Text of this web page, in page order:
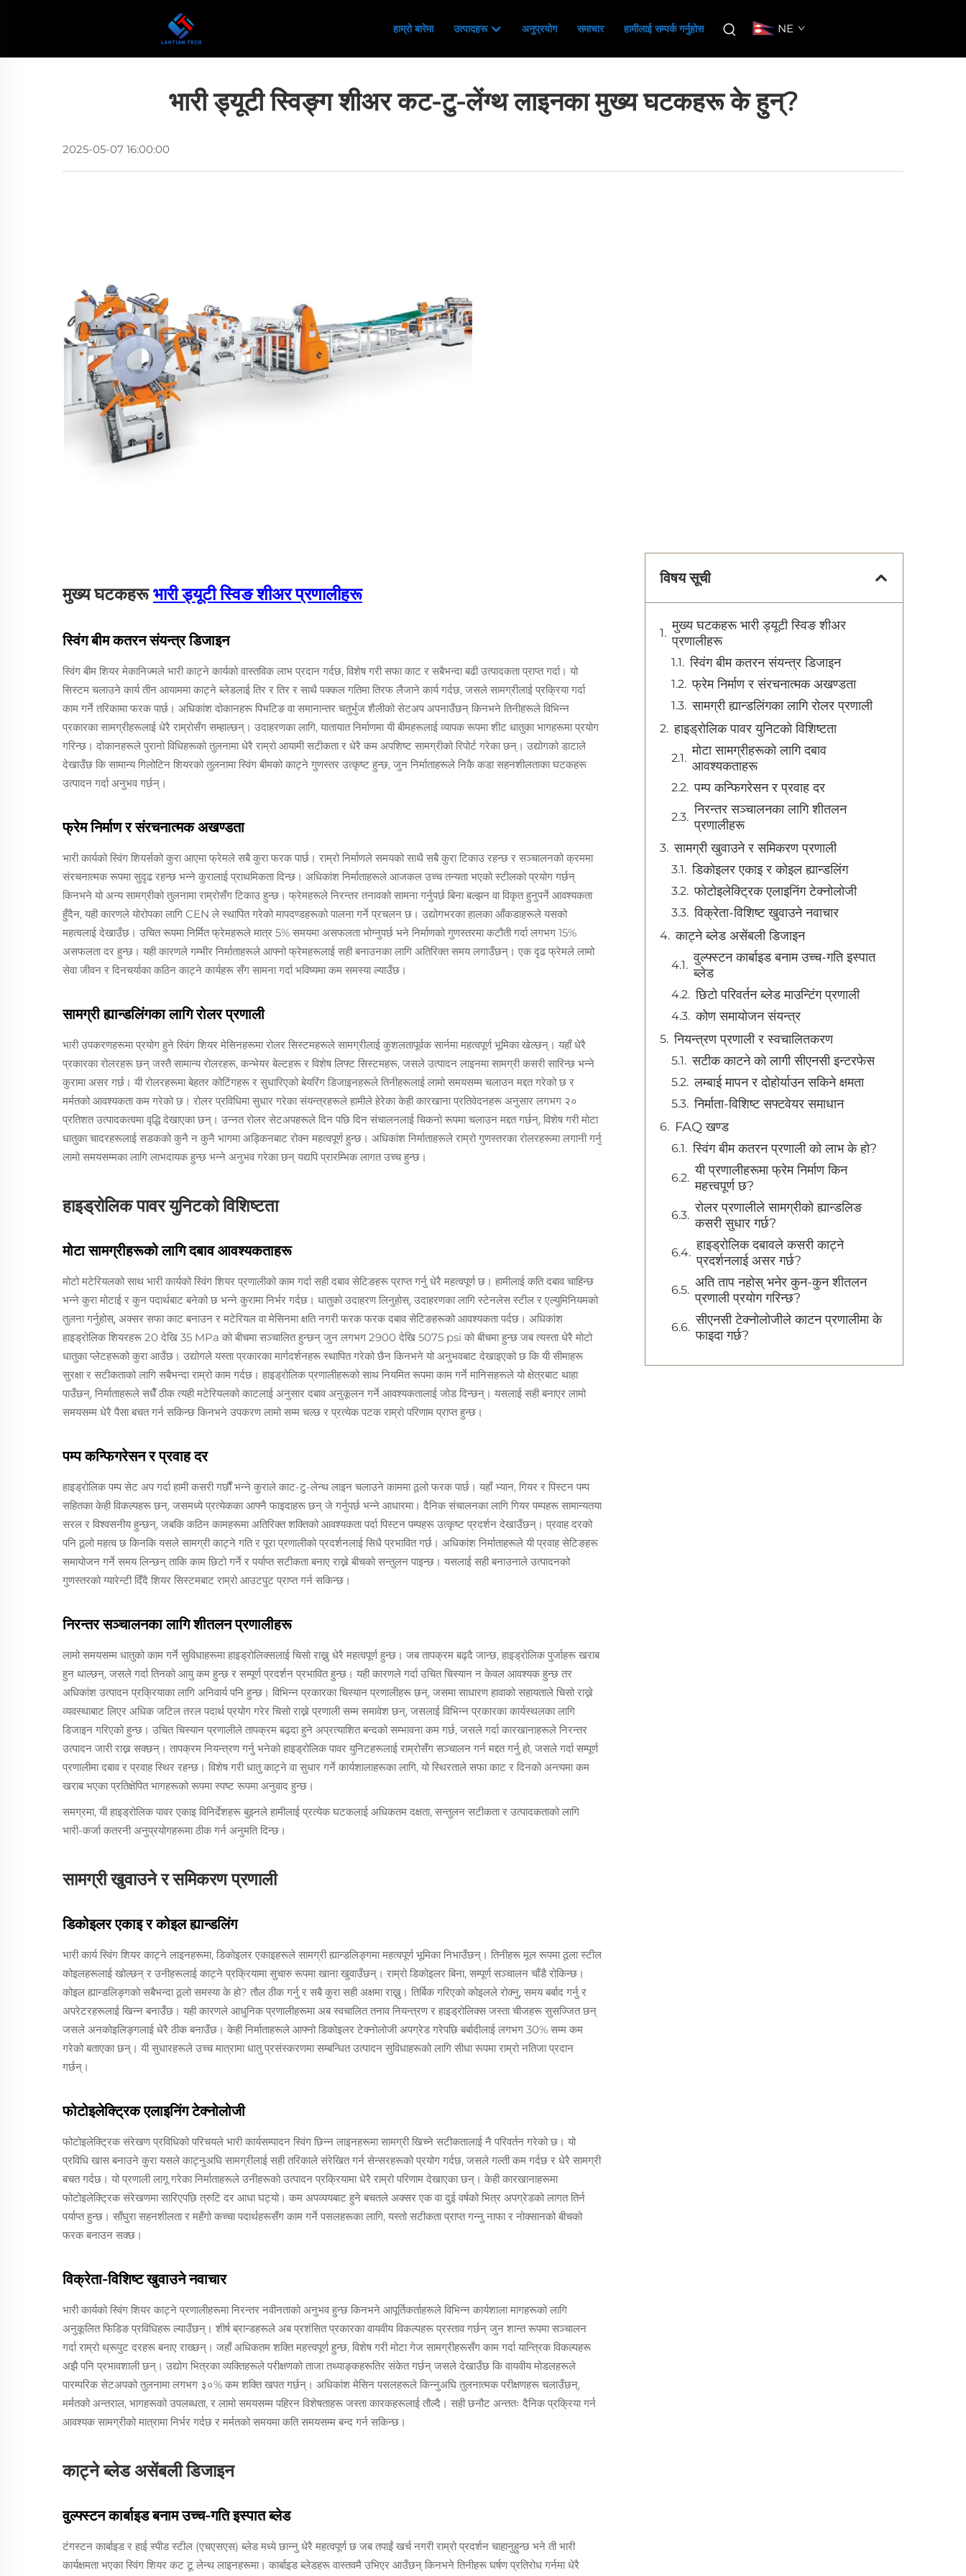
हाम्रो बारेमा उत्पादहरू अनुप्रयोग समाचार हामीलाई सम्पर्क गर्नुहोस NE
भारी ड्यूटी स्विङ्ग शीअर कट-टु-लेंग्थ लाइनका मुख्य घटकहरू के हुन्?
2025-05-07 16:00:00
मुख्य घटकहरूभारी ड्यूटी स्विङ शीअर प्रणालीहरू
स्विंग बीम कतरन संयन्त्र डिजाइन
स्विंग बीम शियर मेकानिज्मले भारी काट्ने कार्यको वास्तविक लाभ प्रदान गर्दछ, विशेष गरी सफा काट र सबैभन्दा बढी उत्पादकता प्राप्त गर्दा। यो
सिस्टम चलाउने कार्य तीन आयाममा काट्ने ब्लेडलाई तिर र तिर र साथै पक्कल गतिमा तिरफ लैजाने कार्य गर्दछ, जसले सामग्रीलाई प्रक्रिया गर्दा
काम गर्ने तरिकामा फरक पार्छ। अधिकांश दोकानहरू पिभटिङ वा समानान्तर चतुर्भुज शैलीको सेटअप अपनाउँछन् किनभने तिनीहरूले विभिन्न
प्रकारका सामग्रीहरूलाई धेरै राम्रोसँग सम्हाल्छन्। उदाहरणका लागि, यातायात निर्माणमा यी बीमहरूलाई व्यापक रूपमा शीट धातुका भागहरूमा प्रयोग
गरिन्छ। दोकानहरूले पुरानो विधिहरूको तुलनामा धेरै राम्रो आयामी सटीकता र धेरै कम अपशिष्ट सामग्रीको रिपोर्ट गरेका छन्। उद्योगको डाटाले
देखाउँछ कि सामान्य गिलोटिन शियरको तुलनामा स्विंग बीमको काट्ने गुणस्तर उत्कृष्ट हुन्छ, जुन निर्माताहरूले निकै कडा सहनशीलताका घटकहरू
उत्पादन गर्दा अनुभव गर्छन्।
फ्रेम निर्माण र संरचनात्मक अखण्डता
भारी कार्यको स्विंग शियर्सको कुरा आएमा फ्रेमले सबै कुरा फरक पार्छ। राम्रो निर्माणले समयको साथै सबै कुरा टिकाउ रहन्छ र सञ्चालनको क्रममा
संरचनात्मक रूपमा सुदृढ रहन्छ भन्ने कुरालाई प्राथमिकता दिन्छ। अधिकांश निर्माताहरूले आजकल उच्च तन्यता भएको स्टीलको प्रयोग गर्छन्
किनभने यो अन्य सामग्रीको तुलनामा राम्रोसँग टिकाउ हुन्छ। फ्रेमहरूले निरन्तर तनावको सामना गर्नुपर्छ बिना बल्झन वा विकृत हुनुपर्ने आवश्यकता
हुँदैन, यही कारणले योरोपका लागि CEN ले स्थापित गरेको मापदण्डहरूको पालना गर्ने प्रचलन छ। उद्योगभरका हालका आँकडाहरूले यसको
महत्वलाई देखाउँछ। उचित रूपमा निर्मित फ्रेमहरूले मात्र 5% समयमा असफलता भोग्नुपर्छ भने निर्माणको गुणस्तरमा कटौती गर्दा लगभग 15%
असफलता दर हुन्छ। यही कारणले गम्भीर निर्माताहरूले आफ्नो फ्रेमहरूलाई सही बनाउनका लागि अतिरिक्त समय लगाउँछन्। एक दृढ फ्रेमले लामो
सेवा जीवन र दिनचर्याका कठिन काट्ने कार्यहरू सँग सामना गर्दा भविष्यमा कम समस्या ल्याउँछ।
सामग्री ह्यान्डलिंगका लागि रोलर प्रणाली
भारी उपकरणहरूमा प्रयोग हुने स्विंग शियर मेसिनहरूमा रोलर सिस्टमहरूले सामग्रीलाई कुशलतापूर्वक सार्नमा महत्वपूर्ण भूमिका खेल्छन्। यहाँ धेरै
प्रकारका रोलरहरू छन् जस्तै सामान्य रोलरहरू, कन्भेयर बेल्टहरू र विशेष लिफ्ट सिस्टमहरू, जसले उत्पादन लाइनमा सामग्री कसरी सारिन्छ भन्ने
कुरामा असर गर्छ। यी रोलरहरूमा बेहतर कोटिंगहरू र सुधारिएको बेयरिंग डिजाइनहरूले तिनीहरूलाई लामो समयसम्म चलाउन मद्दत गरेको छ र
मर्मतको आवश्यकता कम गरेको छ। रोलर प्रविधिमा सुधार गरेका संयन्त्रहरूले हामीले हेरेका केही कारखाना प्रतिवेदनहरू अनुसार लगभग २०
प्रतिशत उत्पादकत्वमा वृद्धि देखाएका छन्। उन्नत रोलर सेटअपहरूले दिन पछि दिन संचालनलाई चिकनो रूपमा चलाउन मद्दत गर्छन्, विशेष गरी मोटा
धातुका चादरहरूलाई सडकको कुनै न कुनै भागमा अड्किनबाट रोक्न महत्वपूर्ण हुन्छ। अधिकांश निर्माताहरूले राम्रो गुणस्तरका रोलरहरूमा लगानी गर्नु
लामो समयसम्मका लागि लाभदायक हुन्छ भन्ने अनुभव गरेका छन् यद्यपि प्रारम्भिक लागत उच्च हुन्छ।
हाइड्रोलिक पावर युनिटको विशिष्टता
मोटा सामग्रीहरूको लागि दबाव आवश्यकताहरू
मोटो मटेरियलको साथ भारी कार्यको स्विंग शियर प्रणालीको काम गर्दा सही दबाव सेटिङहरू प्राप्त गर्नु धेरै महत्वपूर्ण छ। हामीलाई कति दबाव चाहिन्छ
भन्ने कुरा मोटाई र कुन पदार्थबाट बनेको छ भन्ने कुरामा निर्भर गर्दछ। धातुको उदाहरण लिनुहोस्, उदाहरणका लागि स्टेनलेस स्टील र एल्युमिनियमको
तुलना गर्नुहोस्, अक्सर सफा काट बनाउन र मटेरियल वा मेसिनमा क्षति नगरी फरक फरक दबाव सेटिङहरूको आवश्यकता पर्दछ। अधिकांश
हाइड्रोलिक शियरहरू 20 देखि 35 MPa को बीचमा सञ्चालित हुन्छन् जुन लगभग 2900 देखि 5075 psi को बीचमा हुन्छ जब त्यस्ता धेरै मोटो
धातुका प्लेटहरूको कुरा आउँछ। उद्योगले यस्ता प्रकारका मार्गदर्शनहरू स्थापित गरेको छैन किनभने यो अनुभवबाट देखाइएको छ कि यी सीमाहरू
सुरक्षा र सटीकताको लागि सबैभन्दा राम्रो काम गर्दछ। हाइड्रोलिक प्रणालीहरूको साथ नियमित रूपमा काम गर्ने मानिसहरूले यो क्षेत्रबाट थाहा
पाउँछन्, निर्माताहरूले सधैँ ठीक त्यही मटेरियलको काटलाई अनुसार दबाव अनुकूलन गर्ने आवश्यकतालाई जोड दिन्छन्। यसलाई सही बनाएर लामो
समयसम्म धेरै पैसा बचत गर्न सकिन्छ किनभने उपकरण लामो सम्म चल्छ र प्रत्येक पटक राम्रो परिणाम प्राप्त हुन्छ।
पम्प कन्फिगरेसन र प्रवाह दर
हाइड्रोलिक पम्प सेट अप गर्दा हामी कसरी गर्छौं भन्ने कुराले काट-टु-लेन्थ लाइन चलाउने काममा ठूलो फरक पार्छ। यहाँ भ्यान, गियर र पिस्टन पम्प
सहितका केही विकल्पहरू छन्, जसमध्ये प्रत्येकका आफ्नै फाइदाहरू छन् जे गर्नुपर्छ भन्ने आधारमा। दैनिक संचालनका लागि गियर पम्पहरू सामान्यतया
सरल र विश्वसनीय हुन्छन्, जबकि कठिन कामहरूमा अतिरिक्त शक्तिको आवश्यकता पर्दा पिस्टन पम्पहरू उत्कृष्ट प्रदर्शन देखाउँछन्। प्रवाह दरको
पनि ठूलो महत्व छ किनकि यसले सामग्री काट्ने गति र पूरा प्रणालीको प्रदर्शनलाई सिधै प्रभावित गर्छ। अधिकांश निर्माताहरूले यी प्रवाह सेटिङहरू
समायोजन गर्ने समय लिन्छन् ताकि काम छिटो गर्ने र पर्याप्त सटीकता बनाए राख्ने बीचको सन्तुलन पाइन्छ। यसलाई सही बनाउनाले उत्पादनको
गुणस्तरको ग्यारेन्टी दिँदै शियर सिस्टमबाट राम्रो आउटपुट प्राप्त गर्न सकिन्छ।
निरन्तर सञ्चालनका लागि शीतलन प्रणालीहरू
लामो समयसम्म धातुको काम गर्ने सुविधाहरूमा हाइड्रोलिक्सलाई चिसो राख्नु धेरै महत्वपूर्ण हुन्छ। जब तापक्रम बढ्दै जान्छ, हाइड्रोलिक पुर्जाहरू खराब
हुन थाल्छन्, जसले गर्दा तिनको आयु कम हुन्छ र सम्पूर्ण प्रदर्शन प्रभावित हुन्छ। यही कारणले गर्दा उचित चिस्यान न केवल आवश्यक हुन्छ तर
अधिकांश उत्पादन प्रक्रियाका लागि अनिवार्य पनि हुन्छ। विभिन्न प्रकारका चिस्यान प्रणालीहरू छन्, जसमा साधारण हावाको सहायताले चिसो राख्ने
व्यवस्थाबाट लिएर अधिक जटिल तरल पदार्थ प्रयोग गरेर चिसो राख्ने प्रणाली सम्म समावेश छन्, जसलाई विभिन्न प्रकारका कार्यस्थलका लागि
डिजाइन गरिएको हुन्छ। उचित चिस्यान प्रणालीले तापक्रम बढ्दा हुने अप्रत्याशित बन्दको सम्भावना कम गर्छ, जसले गर्दा कारखानाहरूले निरन्तर
उत्पादन जारी राख्न सक्छन्। तापक्रम नियन्त्रण गर्नु भनेको हाइड्रोलिक पावर युनिटहरूलाई राम्रोसँग सञ्चालन गर्न मद्दत गर्नु हो, जसले गर्दा सम्पूर्ण
प्रणालीमा दबाव र प्रवाह स्थिर रहन्छ। विशेष गरी धातु काट्ने वा सुधार गर्ने कार्यशालाहरूका लागि, यो स्थिरताले सफा काट र दिनको अन्त्यमा कम
खराब भएका प्रतिक्षेपित भागहरूको रूपमा स्पष्ट रूपमा अनुवाद हुन्छ।
समग्रमा, यी हाइड्रोलिक पावर एकाइ विनिर्देशहरू बुझ्नले हामीलाई प्रत्येक घटकलाई अधिकतम दक्षता, सन्तुलन सटीकता र उत्पादकताको लागि
भारी-कर्जा कतरनी अनुप्रयोगहरूमा ठीक गर्न अनुमति दिन्छ।
सामग्री खुवाउने र समिकरण प्रणाली
डिकोइलर एकाइ र कोइल ह्यान्डलिंग
भारी कार्य स्विंग शियर काट्ने लाइनहरूमा, डिकोइलर एकाइहरूले सामग्री ह्यान्डलिङ्गमा महत्वपूर्ण भूमिका निभाउँछन्। तिनीहरू मूल रूपमा ठूला स्टील
कोइलहरूलाई खोल्छन् र उनीहरूलाई काट्ने प्रक्रियामा सुचारु रूपमा खाना खुवाउँछन्। राम्रो डिकोइलर बिना, सम्पूर्ण सञ्चालन चाँडै रोकिन्छ।
कोइल ह्यान्डलिङ्गको सबैभन्दा ठूलो समस्या के हो? तौल ठीक गर्नु र सबै कुरा सही अक्षमा राख्नु। तिर्बिक गरिएको कोइलले रोक्नु, समय बर्बाद गर्नु र
अपरेटरहरूलाई खिन्न बनाउँछ। यही कारणले आधुनिक प्रणालीहरूमा अब स्वचालित तनाव नियन्त्रण र हाइड्रोलिक्स जस्ता चीजहरू सुसज्जित छन्
जसले अनकोइलिङ्गलाई धेरै ठीक बनाउँछ। केही निर्माताहरूले आफ्नो डिकोइलर टेक्नोलोजी अपग्रेड गरेपछि बर्बादीलाई लगभग 30% सम्म कम
गरेको बताएका छन्। यी सुधारहरूले उच्च मात्रामा धातु प्रसंस्करणमा सम्बन्धित उत्पादन सुविधाहरूको लागि सीधा रूपमा राम्रो नतिजा प्रदान
गर्छन्।
फोटोइलेक्ट्रिक एलाइनिंग टेक्नोलोजी
फोटोइलेक्ट्रिक संरेखण प्रविधिको परिचयले भारी कार्यसम्पादन स्विंग छिन्न लाइनहरूमा सामग्री खिच्ने सटीकतालाई नै परिवर्तन गरेको छ। यो
प्रविधि खास बनाउने कुरा यसले काट्नुअघि सामग्रीलाई सही तरिकाले संरेखित गर्न सेन्सरहरूको प्रयोग गर्दछ, जसले गल्ती कम गर्दछ र धेरै सामग्री
बचत गर्दछ। यो प्रणाली लागू गरेका निर्माताहरूले उनीहरूको उत्पादन प्रक्रियामा धेरै राम्रो परिणाम देखाएका छन्। केही कारखानाहरूमा
फोटोइलेक्ट्रिक संरेखणमा सारिएपछि त्रुटि दर आधा घट्यो। कम अपव्ययबाट हुने बचतले अक्सर एक वा दुई वर्षको भित्र अपग्रेडको लागत तिर्न
पर्याप्त हुन्छ। साँघुरा सहनशीलता र महँगो कच्चा पदार्थहरूसँग काम गर्ने पसलहरूका लागि, यस्तो सटीकता प्राप्त गन्नु नाफा र नोक्सानको बीचको
फरक बनाउन सक्छ।
विक्रेता-विशिष्ट खुवाउने नवाचार
भारी कार्यको स्विंग शियर काट्ने प्रणालीहरूमा निरन्तर नवीनताको अनुभव हुन्छ किनभने आपूर्तिकर्ताहरूले विभिन्न कार्यशाला मागहरूको लागि
अनुकूलित फिडिङ प्रविधिहरू ल्याउँछन्। शीर्ष ब्रान्डहरूले अब प्रशंसित प्रकारका वायवीय विकल्पहरू प्रस्ताव गर्छन् जुन शान्त रूपमा सञ्चालन
गर्दा राम्रो थ्रूपुट दरहरू बनाए राख्छन्। जहाँ अधिकतम शक्ति महत्त्वपूर्ण हुन्छ, विशेष गरी मोटा गेज सामग्रीहरूसँग काम गर्दा यान्त्रिक विकल्पहरू
अझै पनि प्रभावशाली छन्। उद्योग भित्रका व्यक्तिहरूले परीक्षणको ताजा तथ्याङ्कहरूतिर संकेत गर्छन् जसले देखाउँछ कि वायवीय मोडलहरूले
पारम्परिक सेटअपको तुलनामा लगभग ३०% कम शक्ति खपत गर्छन्। अधिकांश मेसिन पसलहरूले किन्नुअघि तुलनात्मक परीक्षणहरू चलाउँछन्,
मर्मतको अन्तराल, भागहरूको उपलब्धता, र लामो समयसम्म पहिरन विशेषताहरू जस्ता कारकहरूलाई तौल्दै। सही छनौट अन्ततः दैनिक प्रक्रिया गर्न
आवश्यक सामग्रीको मात्रामा निर्भर गर्दछ र मर्मतको समयमा कति समयसम्म बन्द गर्न सकिन्छ।
काट्ने ब्लेड असेंबली डिजाइन
वुल्फ्स्टन कार्बाइड बनाम उच्च-गति इस्पात ब्लेड
टंगस्टन कार्बाइड र हाई स्पीड स्टील (एचएसएस) ब्लेड मध्ये छान्नु धेरै महत्वपूर्ण छ जब तपाईं खर्च नगरी राम्रो प्रदर्शन चाहानुहुन्छ भने ती भारी
कार्यक्षमता भएका स्विंग शियर कट टू लेन्थ लाइनहरूमा। कार्बाइड ब्लेडहरू वास्तवमै उभिएर आउँछन् किनभने तिनीहरू घर्षण प्रतिरोध गर्नमा धेरै
विषय सूची
मुख्य घटकहरू भारी ड्यूटी स्विङ शीअर
प्रणालीहरू
स्विंग बीम कतरन संयन्त्र डिजाइन
फ्रेम निर्माण र संरचनात्मक अखण्डता
सामग्री ह्यान्डलिंगका लागि रोलर प्रणाली
हाइड्रोलिक पावर युनिटको विशिष्टता
मोटा सामग्रीहरूको लागि दबाव
आवश्यकताहरू
पम्प कन्फिगरेसन र प्रवाह दर
निरन्तर सञ्चालनका लागि शीतलन
प्रणालीहरू
सामग्री खुवाउने र समिकरण प्रणाली
डिकोइलर एकाइ र कोइल ह्यान्डलिंग
फोटोइलेक्ट्रिक एलाइनिंग टेक्नोलोजी
विक्रेता-विशिष्ट खुवाउने नवाचार
काट्ने ब्लेड असेंबली डिजाइन
वुल्फ्स्टन कार्बाइड बनाम उच्च-गति इस्पात
ब्लेड
छिटो परिवर्तन ब्लेड माउन्टिंग प्रणाली
कोण समायोजन संयन्त्र
नियन्त्रण प्रणाली र स्वचालितकरण
सटीक काटने को लागी सीएनसी इन्टरफेस
लम्बाई मापन र दोहोर्याउन सकिने क्षमता
निर्माता-विशिष्ट सफ्टवेयर समाधान
FAQ खण्ड
स्विंग बीम कतरन प्रणाली को लाभ के हो?
यी प्रणालीहरूमा फ्रेम निर्माण किन
महत्त्वपूर्ण छ?
रोलर प्रणालीले सामग्रीको ह्यान्डलिङ
कसरी सुधार गर्छ?
हाइड्रोलिक दबावले कसरी काट्ने
प्रदर्शनलाई असर गर्छ?
अति ताप नहोस् भनेर कुन-कुन शीतलन
प्रणाली प्रयोग गरिन्छ?
सीएनसी टेक्नोलोजीले काटन प्रणालीमा के
फाइदा गर्छ?